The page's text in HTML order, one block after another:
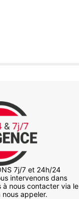
7j/7 et 24h/24
intervenons dans
à nous contacter via le
appeler.